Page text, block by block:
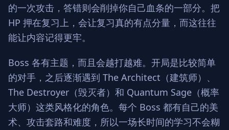
的一次攻击，答错则会削掉你自己血条的一部分。把
HP 押在复习上，会让复习真的有点分量，而这往往
能让内容记得更牢。
Boss 各有主题，而且会越打越难。开局是比较简单
的对手，之后逐渐遇到 The Architect（建筑师）、
The Destroyer（毁灭者）和 Quantum Sage（概率
大师）这类风格化的角色。每个 Boss 都有自己的美
术、攻击套路和难度，所以一场长时间的学习不会糊